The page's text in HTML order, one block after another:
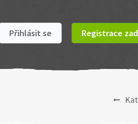
Přihlásit se Registrace